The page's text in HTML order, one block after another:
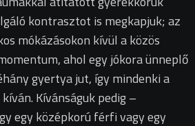
kontrasztot is megkapjuk; az
mókázásokon kívül a közös
ahol egy jókora ünneplő
gyertya jut, így mindenki a
Kívánságuk pedig –
egy középkorú férfi vagy egy